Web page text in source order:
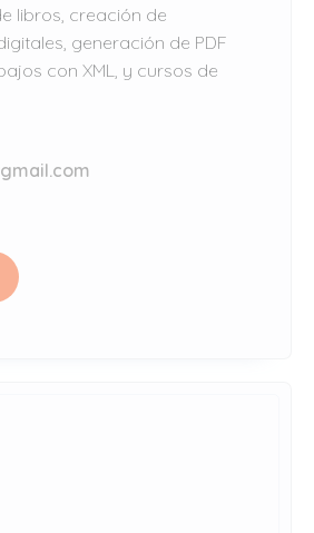
libros, creación de
generación de PDF
con XML, y cursos de